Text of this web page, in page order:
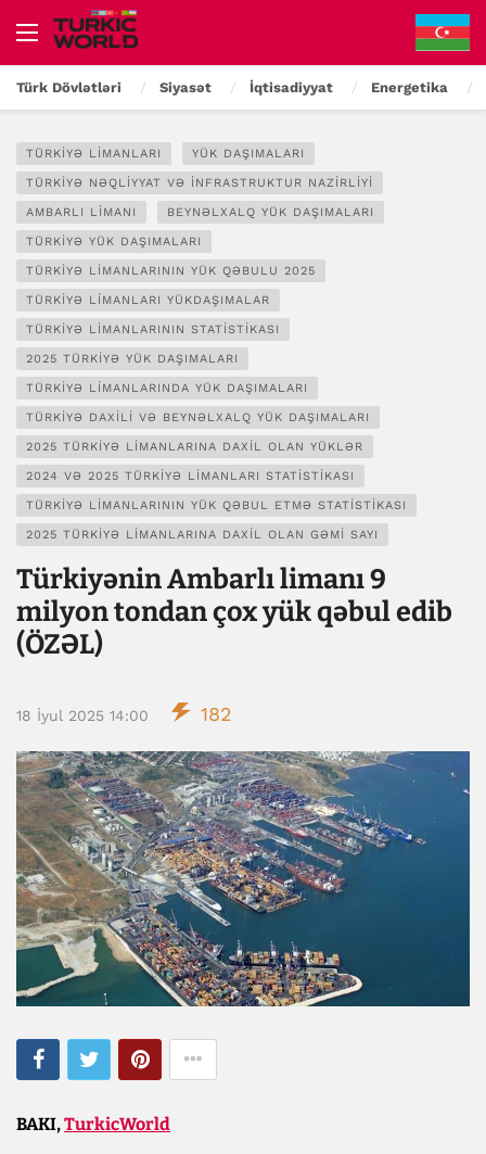
Türk Dövlətləri Siyasət İqtisadiyyat Energetika
TÜRKIYƏ LIMANLARI YÜK DAŞIMALARI
TÜRKIYƏ NƏQLIYYAT VƏ İNFRASTRUKTUR NAZIRLIYI
AMBARLI LIMANI BEYNƏLXALQ YÜK DAŞIMALARI
TÜRKIYƏ YÜK DAŞIMALARI
TÜRKIYƏ LIMANLARININ YÜK QƏBULU 2025
TÜRKIYƏ LIMANLARI YÜKDAŞIMALAR
TÜRKIYƏ LIMANLARININ STATISTIKASI
2025 TÜRKIYƏ YÜK DAŞIMALARI
TÜRKIYƏ LIMANLARINDA YÜK DAŞIMALARI
TÜRKIYƏ DAXILI VƏ BEYNƏLXALQ YÜK DAŞIMALARI
2025 TÜRKIYƏ LIMANLARINA DAXIL OLAN YÜKLƏR
2024 VƏ 2025 TÜRKIYƏ LIMANLARI STATISTIKASI
TÜRKIYƏ LIMANLARININ YÜK QƏBUL ETMƏ STATISTIKASI
2025 TÜRKIYƏ LIMANLARINA DAXIL OLAN GƏMI SAYI
Türkiyənin Ambarlı limanı 9
milyon tondan çox yük qəbul edib
(ÖZƏL)
18 İyul 2025 14:00 182
BAKI,TurkicWorld